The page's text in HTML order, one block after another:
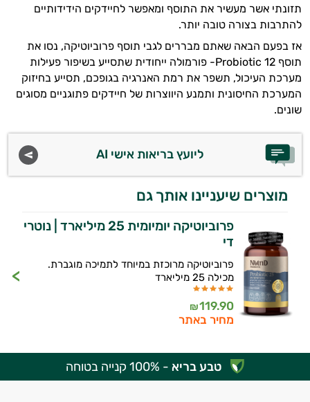
תזונתי אשר מעשיר את התוסף ומאפשר לחיידקים הידידותיים
להתרבות בצורה טובה יותר.
אז בפעם הבאה שאתם מבררים לגבי תוסף פרוביוטיקה, נסו את
תוסף Probiotic 12- פורמולה ייחודית שתסייע בשיפור פעילות
מערכת העיכול, תשפר את רמת האנרגיה בגופכם, תסייע בחיזוק
המערכת החיסונית ותמנע היווצרות של חיידקים פתוגניים מסוגים
שונים.
ליועץ בריאות אישי AI
מוצרים שיעניינו אותך גם
פרוביוטיקה יומיומית 25 מיליארד | נוטרי
די
פרוביוטיקה מרוכזת במיוחד לתמיכה מוגברת.
מכילה 25 מיליארד
119.90
₪
מחיר באתר
טבע בריא - 100% קנייה בטוחה